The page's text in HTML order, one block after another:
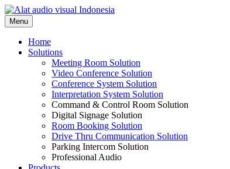
Skip
to
content
Menu
Home
Solutions
Meeting Room Solution
Video Conference Solution
Conference System Solution
Interpretation System Solution
Command & Control Room Solution
Digital Signage Solution
Room Booking Solution
Drive Thru Communication Solution
Parking Intercom Solution
Professional Audio